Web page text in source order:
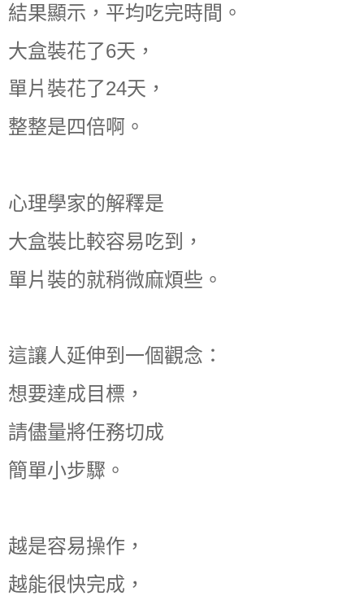
結果顯示，平均吃完時間。
大盒裝花了6天，
單片裝花了24天，
整整是四倍啊。
心理學家的解釋是
大盒裝比較容易吃到，
單片裝的就稍微麻煩些。
這讓人延伸到一個觀念：
想要達成目標，
請儘量將任務切成
簡單小步驟。
越是容易操作，
越能很快完成，